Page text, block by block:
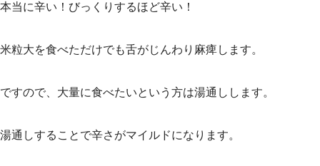
本当に辛い！びっくりするほど辛い！
米粒大を食べただけでも舌がじんわり麻痺します。
ですので、大量に食べたいという方は湯通しします。
湯通しすることで辛さがマイルドになります。